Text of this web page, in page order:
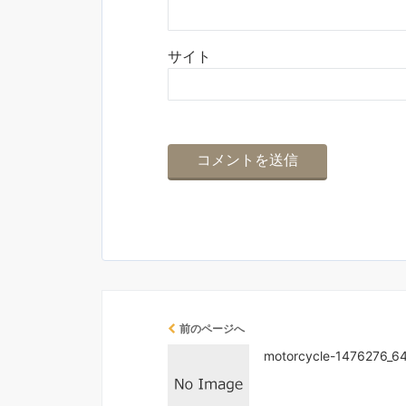
サイト
前のページへ
motorcycle-